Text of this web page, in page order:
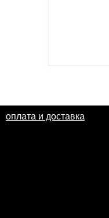
оплата и доставка